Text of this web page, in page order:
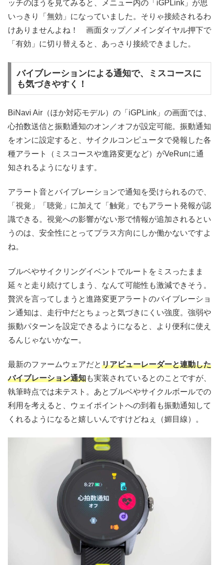
ッチのほうを見てみると、メニュー内の「iGPLink」が思
いっきり「無効」になっていました。そりゃ接続されるわ
けありませんよね！ 画面タップ／メインダイヤル押下で
「有効」に切り替えると、あっさり接続できました。
バイブレーションによる通知で、ミスコースに
も気づきやすく！
BiNavi Air（ほか対応モデル）の「iGPLink」の画面では、
心拍数送信と振動通知のオン／オフが設定可能。振動通知
をオンに設定すると、サイクルコンピュータで発報した各
種アラート（ミスコースや進路変更など）がVeRunに通
知されるようになります。
アラート音とバイブレーションで通知を受けられるので、
「視覚」「聴覚」に加えて「触覚」でもアラート発報が認
識できる。視覚への影響がない形で情報が追加されるとい
うのは、安全性にとってプラス方向にしか働かないですよ
ね。
ブルベやサイクリングイベントでルートをミスったまま
延々と走り続けてしまう、なんて可能性も激減できそう。
贅沢を言ってしまうと進路変更アラートのバイブレーショ
ン通知は、走行中だとちょっと気づきにくい強度。強弱や
振動パターンを設定できるようになると、より便利に使え
るんじゃないかなー。
最新のファームウェアだとリアビューレーダーと連動した
バイブレーション通知も実装されているとのことですが、
執筆時点では未テスト。あとブルベやサイクルボールでの
利用を考えると、ウェイポイントへの到着も振動通知して
くれるようになると嬉しいんですけどねぇ（媚目線）。